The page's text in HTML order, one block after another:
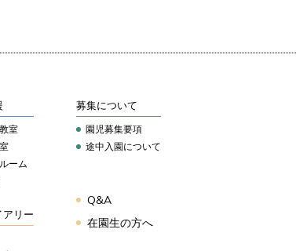
室
ーム
アリー
募集について
園児募集要項
途中入園について
Q&A
在園生の方へ